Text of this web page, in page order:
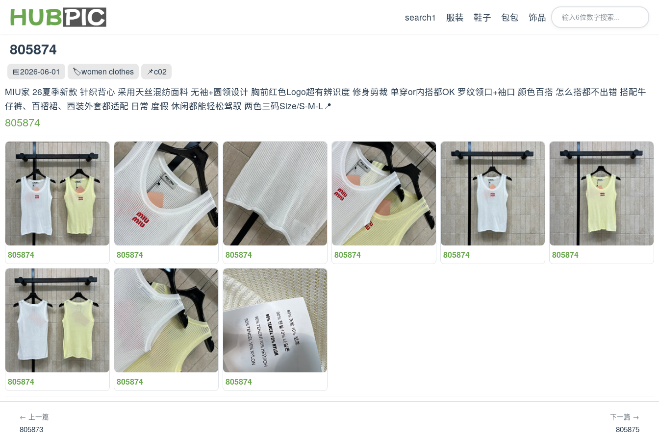
search1 服装 鞋子 包包 饰品
805874
📅2026-06-01 🏷️women clothes 📌c02
MIU家 26夏季新款 针织背心 采用天丝混纺面料 无袖+圆领设计 胸前红色Logo超有辨识度 修身剪裁 单穿or内搭都OK 罗纹领口+袖口 颜色百搭 怎么搭都不出错 搭配牛
仔裤、百褶裙、西装外套都适配 日常 度假 休闲都能轻松驾驭 两色三码Size/S-M-L📍
805874
805874 805874 805874 805874 805874 805874
805874 805874 805874
← 上一篇
805873
下一篇 →
805875